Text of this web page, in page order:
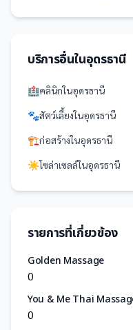
บริการอื่นในอุดรธานี
🏥คลินิกในอุดรธานี
🐾สัตว์เลี้ยงในอุดรธานี
🏗️ก่อสร้างในอุดรธานี
☀️โซล่าเซลล์ในอุดรธานี
รายการที่เกี่ยวข้อง
Golden Massage
0
You & Me​ Thai​
0